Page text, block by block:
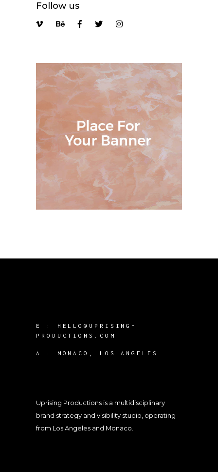
Follow us
E :
HELLO@UPRISING-
PRODUCTIONS.COM
A : MONACO, LOS ANGELES
Uprising Productions is a multidisciplinary
brand strategy and visibility studio, operating
from Los Angeles and Monaco.